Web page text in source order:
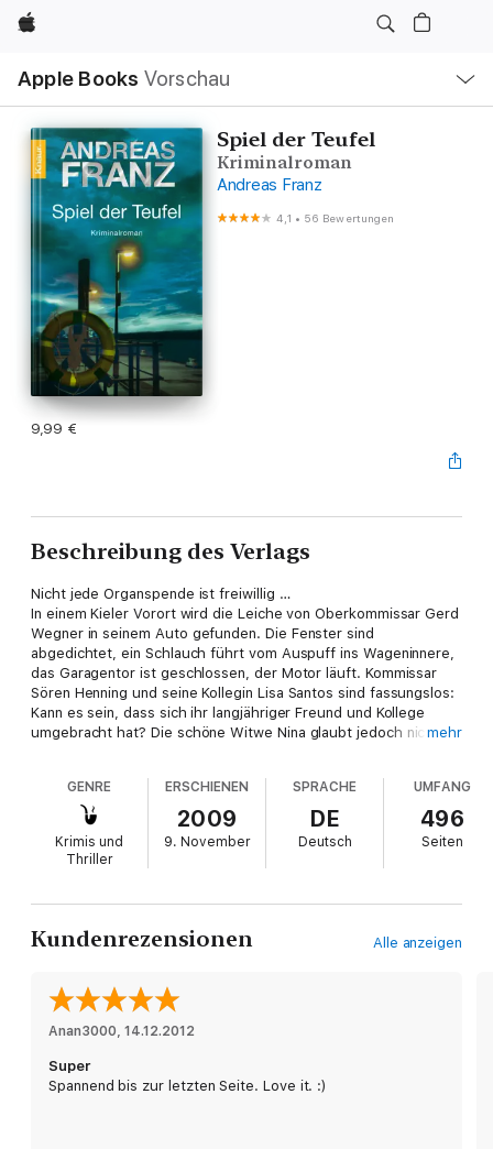
Apple
Apple Books Vorschau
Navigation
Menü
öffnen
Spiel der Teufel
Kriminalroman
Andreas Franz
4,1 • 56 Bewertungen
9,99 €
Beschreibung des Verlags
Nicht jede Organspende ist freiwillig …
In einem Kieler Vorort wird die Leiche von Oberkommissar Gerd
Wegner in seinem Auto gefunden. Die Fenster sind
abgedichtet, ein Schlauch führt vom Auspuff ins Wageninnere,
das Garagentor ist geschlossen, der Motor läuft. Kommissar
Sören Henning und seine Kollegin Lisa Santos sind fassungslos:
Kann es sein, dass sich ihr langjähriger Freund und Kollege
umgebracht hat? Die schöne Witwe Nina glaubt jedoch nicht an
nur kosmetische Operationen vorgenommen werden…
mehr
GENRE
Krimis und
Thriller
ERSCHIENEN
2009
9. November
SPRACHE
DE
Deutsch
UMFANG
496
Seiten
Kundenrezensionen Alle anzeigen
Anan3000 14.12.2012
Super
Spannend bis zur letzten Seite. Love it. :)